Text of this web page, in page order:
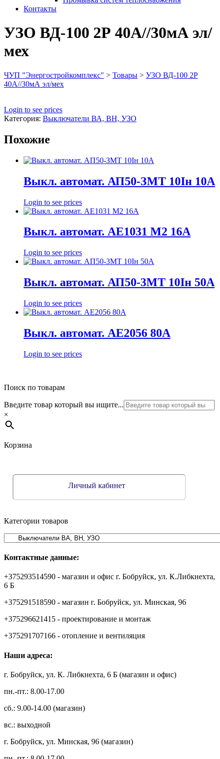
Контакты
УЗО ВД-100 2Р 40А//30мА эл/
мех
ЧУП "Энергостройкомплекс" > Товары > УЗО ВД-100 2Р
40А//30мА эл/мех
Login to see prices
Категория: Выключатели ВА, ВН, УЗО
Похожие
Выкл. автомат. АП50-ЗМТ 10Iн 10А
Login to see prices
Выкл. автомат. АЕ1031 М2 16А
Login to see prices
Выкл. автомат. АП50-3МТ 10Iн 50А
Login to see prices
Выкл. автомат. АЕ2056 80А
Login to see prices
Поиск по товарам
Введите товар который вы ищите...
×
Корзина
Личный кабинет
Категории товаров
Контактные данные:
+375293514590 - магазин и офис г. Бобруйск, ул. К.Либкнехта,
6 Б
+375291518590 - магазин г. Бобруйск, ул. Минская, 96
+375296621415 - проектирование и монтаж
+375291707166 - отопление и вентиляция
Наши адреса:
г. Бобруйск, ул. К. Либкнехта, 6 Б (магазин и офис)
пн.-пт.: 8.00-17.00
сб.: 9.00-14.00 (магазин)
вс.: выходной
г. Бобруйск, ул. Минская, 96 (магазин)